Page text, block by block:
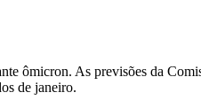
ômicron. As previsões da
de janeiro.